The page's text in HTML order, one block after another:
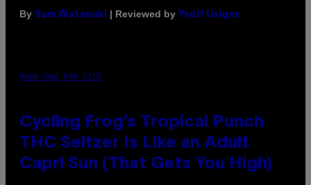
By Sam Watanuki | Reviewed by Ysolt Usigan
MAHA HAQ FOR VICE
Cycling Frog’s Tropical Punch
THC Seltzer Is Like an Adult
Capri Sun (That Gets You High)